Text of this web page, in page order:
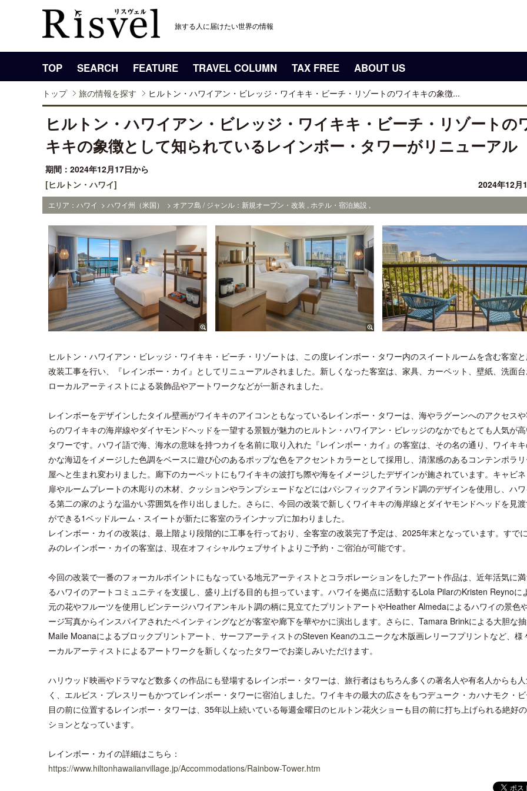
旅する人に届けたい世界の情報
TOP SEARCH FEATURE TRAVEL COLUMN TAX FREE ABOUT US
トップ 旅の情報を探す ヒルトン・ハワイアン・ビレッジ・ワイキキ・ビーチ・リゾートのワイキキの象徴...
ヒルトン・ハワイアン・ビレッジ・ワイキキ・ビーチ・リゾートの
キキの象徴として知られているレインボー・タワーがリニューアル
期間：2024年12月17日から
[ヒルトン・ハワイ]
2024年12月
エリア：ハワイ > ハワイ州（米国） > オアフ島 / ジャンル：新規オープン・改装 , ホテル・宿泊施設 ,
ヒルトン・ハワイアン・ビレッジ・ワイキキ・ビーチ・リゾートは、この度レインボー・タワー内のスイートルームを含む客室
改装工事を行い、『レインボー・カイ』としてリニューアルされました。新しくなった客室は、家具、カーペット、壁紙、洗面
ローカルアーティストによる装飾品やアートワークなどが一新されました。
レインボーをデザインしたタイル壁画がワイキキのアイコンともなっているレインボー・タワーは、海やラグーンへのアクセス
らのワイキキの海岸線やダイヤモンドヘッドを一望する景観が魅力のヒルトン・ハワイアン・ビレッジのなかでもとても人気が
タワーです。ハワイ語で海、海水の意味を持つカイを名前に取り入れた『レインボー・カイ』の客室は、その名の通り、ワイキ
かな海辺をイメージした色調をベースに遊び心のあるポップな色をアクセントカラーとして採用し、清潔感のあるコンテンポラ
屋へと生まれ変わりました。廊下のカーペットにもワイキキの波打ち際や海をイメージしたデザインが施されています。キャビ
扉やルームプレートの木彫りの木材、クッションやランプシェードなどにはパシフィックアイランド調のデザインを使用し、ハ
る第二の家のような温かい雰囲気を作り出しました。さらに、今回の改装で新しくワイキキの海岸線とダイヤモンドヘッドを見
ができる1ベッドルーム・スイートが新たに客室のラインナップに加わりました。
レインボー・カイの改装は、最上階より段階的に工事を行っており、全客室の改装完了予定は、2025年末となっています。すで
みのレインボー・カイの客室は、現在オフィシャルウェブサイトよりご予約・ご宿泊が可能です。
今回の改装で一番のフォーカルポイントにもなっている地元アーティストとコラボレーションをしたアート作品は、近年活気に
るハワイのアートコミュニティを支援し、盛り上げる目的も担っています。ハワイを拠点に活動するLola PilarのKristen Reynoに
元の花やフルーツを使用しビンテージハワイアンキルト調の柄に見立てたプリントアートやHeather Almedaによるハワイの景色
ージ写真からインスパイアされたペインティングなどが客室や廊下を華やかに演出します。さらに、Tamara Brinkによる大胆な
Maile Moanaによるブロックプリントアート、サーフアーティストのSteven Keanのユニークな木版画レリーフプリントなど、様
ーカルアーティストによるアートワークを新しくなったタワーでお楽しみいただけます。
ハリウッド映画やドラマなど数多くの作品にも登場するレインボー・タワーは、旅行者はもちろん多くの著名人や有名人からも
く、エルビス・プレスリーもかつてレインボー・タワーに宿泊しました。ワイキキの最大の広さをもつデューク・カハナモク・
目の前に位置するレインボー・タワーは、35年以上続いている毎週金曜日のヒルトン花火ショーも目の前に打ち上げられる絶好
ションとなっています。
レインボー・カイの詳細はこちら：
https://www.hiltonhawaiianvillage.jp/Accommodations/Rainbow-Tower.htm
開業50周年に合わせ「ザ ビュッフェ
アット ハイアット」のメニューを刷
新
ロサンゼルス観光局、ウォ
ズニーゆかりのスポット